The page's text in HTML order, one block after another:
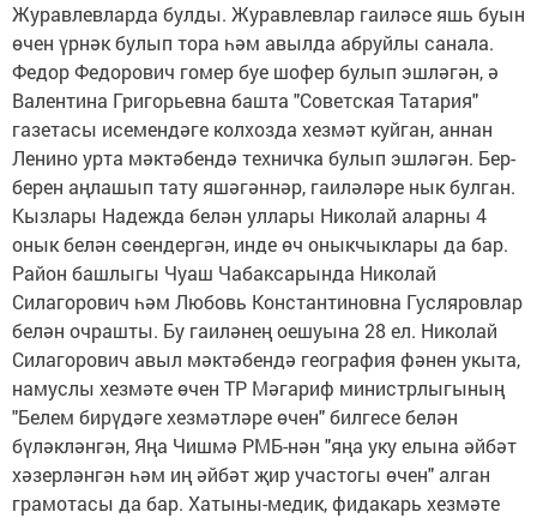
Журавлевларда булды. Журавлевлар гаиләсе яшь буын
өчен үрнәк булып тора һәм авылда абруйлы санала.
Федор Федорович гомер буе шофер булып эшләгән, ә
Валентина Григорьевна башта "Советская Татария"
газетасы исемендәге колхозда хезмәт куйган, аннан
Ленино урта мәктәбендә техничка булып эшләгән. Бер-
берен аңлашып тату яшәгәннәр, гаиләләре нык булган.
Кызлары Надежда белән уллары Николай аларны 4
онык белән сөендергән, инде өч оныкчыклары да бар.
Район башлыгы Чуаш Чабаксарында Николай
Силагорович һәм Любовь Константиновна Гусляровлар
белән очрашты. Бу гаиләнең оешуына 28 ел. Николай
Силагорович авыл мәктәбендә география фәнен укыта,
намуслы хезмәте өчен ТР Мәгариф министрлыгының
"Белем бирүдәге хезмәтләре өчен" билгесе белән
бүләкләнгән, Яңа Чишмә РМБ-нән "яңа уку елына әйбәт
хәзерләнгән һәм иң әйбәт җир участогы өчен" алган
грамотасы да бар. Хатыны-медик, фидакарь хезмәте